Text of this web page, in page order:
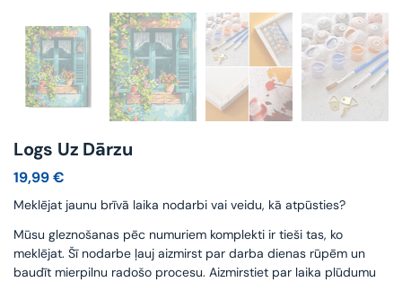
Logs Uz Dārzu
19,99€
Meklējat jaunu brīvā laika nodarbi vai veidu, kā atpūsties?
Mūsu gleznošanas pēc numuriem komplekti ir tieši tas, ko
meklējat. Šī nodarbe ļauj aizmirst par darba dienas rūpēm un
baudīt mierpilnu radošo procesu. Aizmirstiet par laika plūdumu